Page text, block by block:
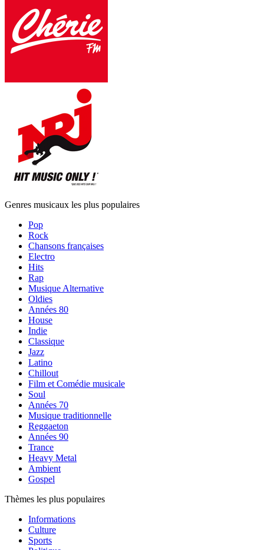
Genres musicaux les plus populaires
Pop
Rock
Chansons françaises
Electro
Hits
Rap
Musique Alternative
Oldies
Années 80
House
Indie
Classique
Jazz
Latino
Chillout
Film et Comédie musicale
Soul
Années 70
Musique traditionnelle
Reggaeton
Années 90
Trance
Heavy Metal
Ambient
Gospel
Thèmes les plus populaires
Informations
Culture
Sports